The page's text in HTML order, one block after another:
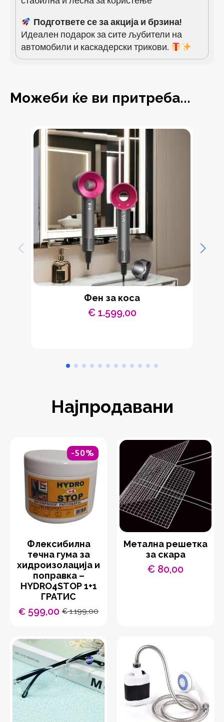
Подгответе се за акција и брзина!
Идеален подарок за сите љубители на
автомобили и каскадерски трикови.
Можеби ќе ви притреба...
Фен за коса
€1.599,00
Најпродавани
-50%
Флексибилна
течна гума за
хидроизолација и
поправка –
HYDRO4STOP 1+1
ГРАТИС
€1.199,00
Original
was:
€ 1.199,00.
€ 599,00Current
is:
€ 599,00.
Метална решетка
за скара
€ 80,00